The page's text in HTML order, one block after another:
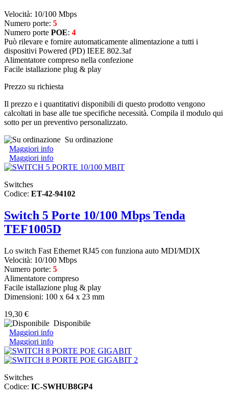
Velocità: 10/100 Mbps
Numero porte: 5
Numero porte POE: 4
Può rilevare e fornire automaticamente alimentazione a tutti i
dispositivi Powered (PD) IEEE 802.3af
Alimentatore compreso nella confezione
Facile istallazione plug & play
Prezzo su richiesta
Il prezzo e i quantitativi disponibili di questo prodotto vengono
calcoltati in base alle tue specifiche necessità. Compila il modulo qui
sotto per un preventivo personalizzato.
Su ordinazione
Maggiori info
Maggiori info
Switches
Codice: ET-42-94102
Switch 5 Porte 10/100 Mbps Tenda
TEF1005D
Lo switch Fast Ethernet RJ45 con funziona auto MDI/MDIX
Velocità: 10/100 Mbps
Numero porte: 5
Alimentatore compreso
Facile istallazione plug & play
Dimensioni: 100 x 64 x 23 mm
19,30 €
Disponibile
Maggiori info
Maggiori info
Switches
Codice: IC-SWHUB8GP4